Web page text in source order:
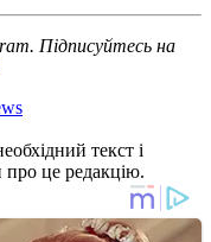
Підписуйтесь на
текст і
про це редакцію.